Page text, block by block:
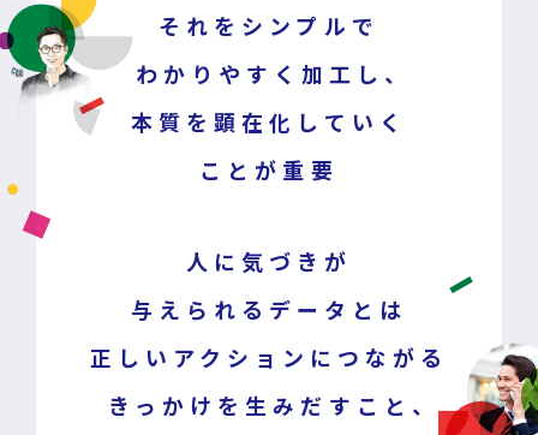
それをシンプルで
わかりやすく加工し、
本質を顕在化していく
ことが重要
人に気づきが
与えられるデータとは
正しいアクションにつながる
きっかけを生みだすこと、